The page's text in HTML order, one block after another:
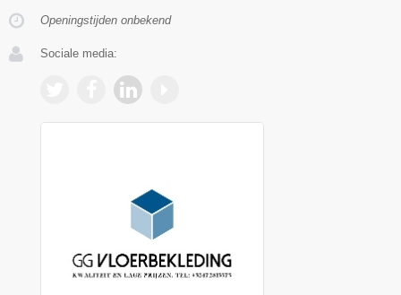
Openingstijden onbekend
Sociale media: